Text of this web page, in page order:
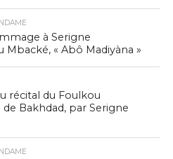
à Serigne
Mbacké, « Abô Madiyàna »
récital du Foulkou
Bakhdad, par Serigne